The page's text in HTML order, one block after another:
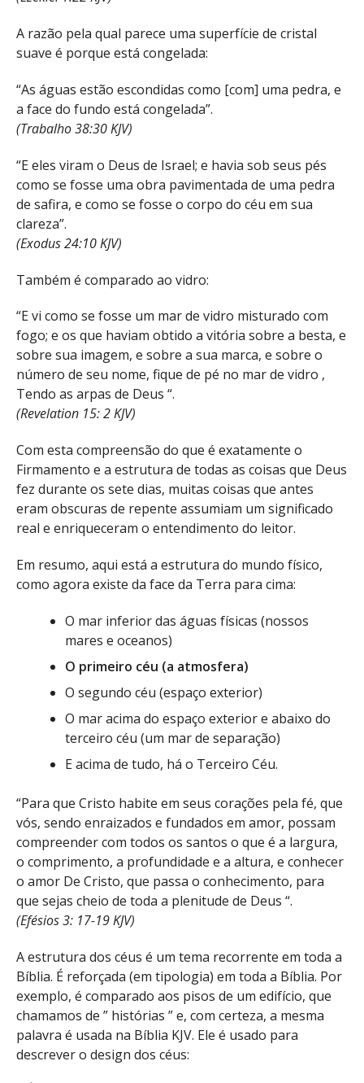
A razão pela qual parece uma superfície de cristal
suave é porque está congelada:
“As águas estão escondidas como [com] uma pedra, e
a face do fundo está congelada”.
(Trabalho 38:30 KJV)
“E eles viram o Deus de Israel; e havia sob seus pés
como se fosse uma obra pavimentada de uma pedra
de safira, e como se fosse o corpo do céu em sua
clareza”.
(Exodus 24:10 KJV)
Também é comparado ao vidro:
“E vi como se fosse um mar de vidro misturado com
fogo; e os que haviam obtido a vitória sobre a besta, e
sobre sua imagem, e sobre a sua marca, e sobre o
número de seu nome, fique de pé no mar de vidro ,
Tendo as arpas de Deus “.
(Revelation 15: 2 KJV)
Com esta compreensão do que é exatamente o
Firmamento e a estrutura de todas as coisas que Deus
fez durante os sete dias, muitas coisas que antes
eram obscuras de repente assumiam um significado
real e enriqueceram o entendimento do leitor.
Em resumo, aqui está a estrutura do mundo físico,
como agora existe da face da Terra para cima:
O mar inferior das águas físicas (nossos
mares e oceanos)
O primeiro céu (a atmosfera)
O segundo céu (espaço exterior)
O mar acima do espaço exterior e abaixo do
terceiro céu (um mar de separação)
E acima de tudo, há o Terceiro Céu.
“Para que Cristo habite em seus corações pela fé, que
vós, sendo enraizados e fundados em amor, possam
compreender com todos os santos o que é a largura,
o comprimento, a profundidade e a altura, e conhecer
o amor De Cristo, que passa o conhecimento, para
que sejas cheio de toda a plenitude de Deus “.
(Efésios 3: 17-19 KJV)
A estrutura dos céus é um tema recorrente em toda a
Bíblia. É reforçada (em tipologia) em toda a Bíblia. Por
exemplo, é comparado aos pisos de um edifício, que
chamamos de ” histórias ” e, com certeza, a mesma
palavra é usada na Bíblia KJV. Ele é usado para
descrever o design dos céus: